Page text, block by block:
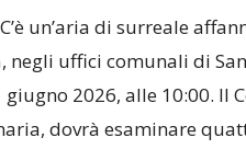
C’è un’aria di surreale
negli uffici comunali di
2026, alle 10:00. Il
dovrà esaminare